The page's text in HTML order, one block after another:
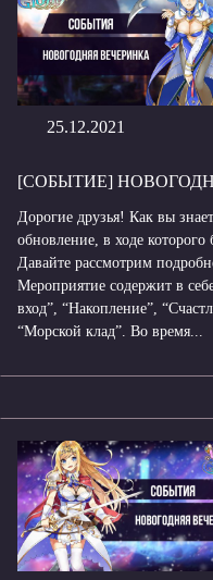
25.12.2021
[СОБЫТИЕ]
Дорогие друзья! Как вы
обновление, в ходе
Давайте рассмотрим
Мероприятие содержит в
вход”, “Накопление”,
“Морской клад”. Во время...